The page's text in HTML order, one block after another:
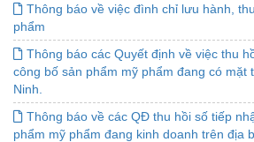
Thông báo về việc đình chỉ lưu hành,
phẩm
Thông báo các Quyết định về việc thu
công bố sản phẩm mỹ phẩm đang có mặt
Ninh.
Thông báo về các QĐ thu hồi số tiếp
phẩm mỹ phẩm đang kinh doanh trên địa